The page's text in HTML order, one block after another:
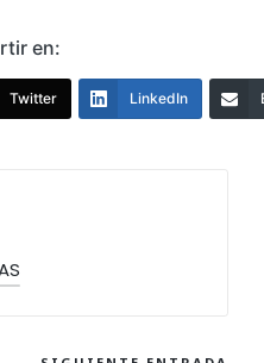
en:
Twitter LinkedIn